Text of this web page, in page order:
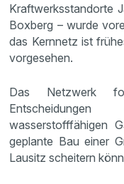
Kraftwerksstandorte
Boxberg – wurde
das Kernnetz ist
vorgesehen.
Das Netzwerk
wasserstofffähigen
geplante Bau einer
Lausitz scheitern